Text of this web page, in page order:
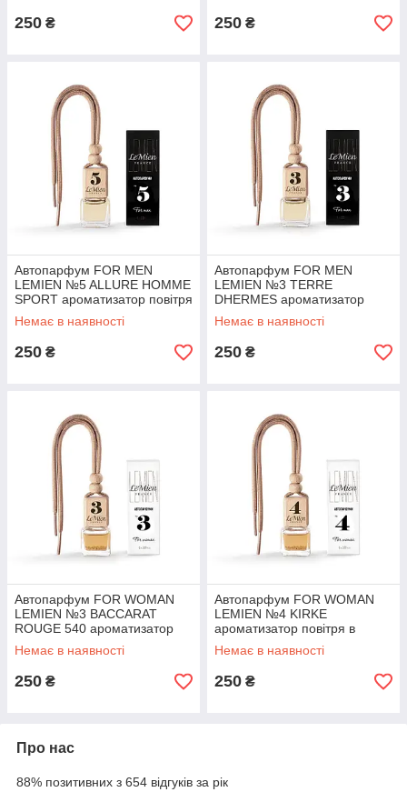
250 ₴ 250 ₴
Автопарфум FOR MEN
LEMIEN №5 ALLURE HOMME
SPORT ароматизатор повітря
в автомобіль
Немає в наявності
250 ₴
Автопарфум FOR MEN
LEMIEN №3 TERRE
DHERMES ароматизатор
повітря в автомобіль
Немає в наявності
250 ₴
Автопарфум FOR WOMAN
LEMIEN №3 BACCARAT
ROUGE 540 ароматизатор
повітря в автомобіль
Немає в наявності
250 ₴
Автопарфум FOR WOMAN
LEMIEN №4 KIRKE
ароматизатор повітря в
автомобіль
Немає в наявності
250 ₴
Про нас
88% позитивних з 654 відгуків за рік